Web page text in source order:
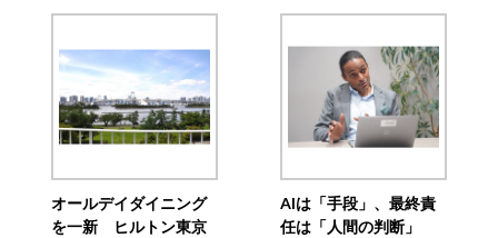
オールデイダイニング
を一新 ヒルトン東京
AIは「手段」、最終責
任は「人間の判断」